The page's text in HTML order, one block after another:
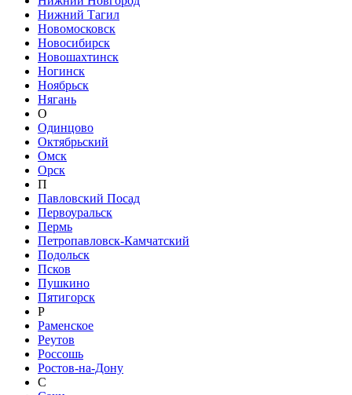
Нижний Тагил
Новомосковск
Новосибирск
Новошахтинск
Ногинск
Ноябрьск
Нягань
О
Одинцово
Октябрьский
Омск
Орск
П
Павловский Посад
Первоуральск
Пермь
Петропавловск-Камчатский
Подольск
Псков
Пушкино
Пятигорск
Р
Раменское
Реутов
Россошь
Ростов-на-Дону
С